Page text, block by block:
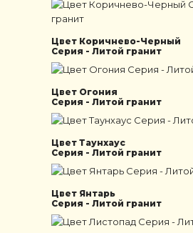
Цвет Коричнево-Черный
Серия - Литой гранит
Цвет Огония
Серия - Литой гранит
Цвет Таунхаус
Серия - Литой гранит
Цвет Янтарь
Серия - Литой гранит